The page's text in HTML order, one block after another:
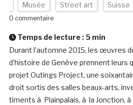
Musée Street art Suisse
0 commentaire
Temps de lecture : 5 min
Durant l’automne 2015, les œuvres
d’histoire de Genève prennent leurs
projet Outings Project, une
droit sortis des salles beaux-arts,
timents à Plainpalais, à la Jonction,